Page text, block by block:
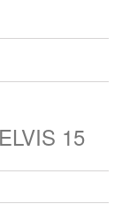
15